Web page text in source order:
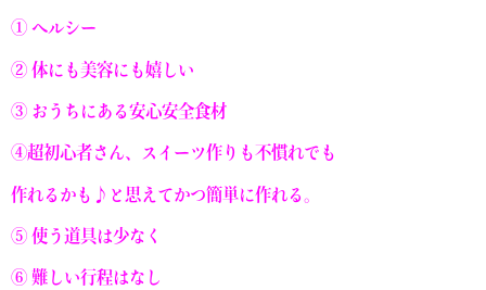
① ヘルシー
② 体にも美容にも嬉しい
③ おうちにある安心安全食材
④超初心者さん、スイーツ作りも不慣れでも
作れるかも♪と思えてかつ簡単に作れる。
⑤ 使う道具は少なく
⑥ 難しい行程はなし